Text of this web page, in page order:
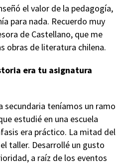
el valor de la pedagogía,
para nada. Recuerdo muy
de Castellano, que me
obras de literatura chilena.
era tu asignatura
secundaria teníamos un ramo
estudié en una escuela
era práctico. La mitad del
taller. Desarrollé un gusto
a raíz de los eventos